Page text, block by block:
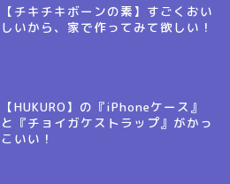
【チキチキボーンの素】すごくおい
しいから、家で作ってみて欲しい！
【HUKURO】の『iPhoneケース』
と『チョイガケストラップ』がかっ
こいい！